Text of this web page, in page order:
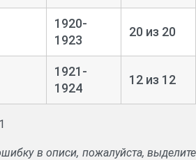
1920-
1923
20 из 20
1921-
1924
12 из 12
в описи, пожалуйста, выделите